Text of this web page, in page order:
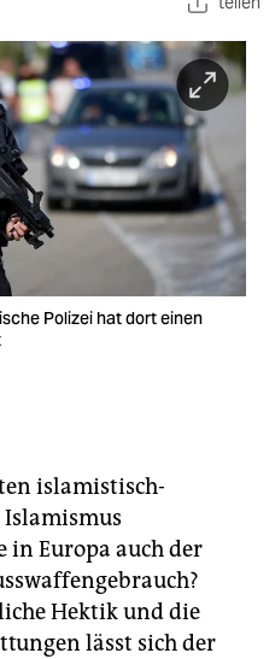
Polizei hat dort einen
islamistisch-
in Europa auch der
Hektik und die
lässt sich der